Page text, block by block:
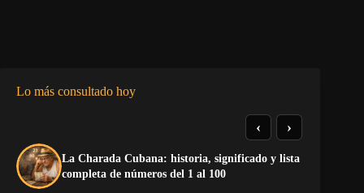
Lo más consultado hoy
La Charada Cubana: historia, significado y lista
completa de números del 1 al 100
‹ ›